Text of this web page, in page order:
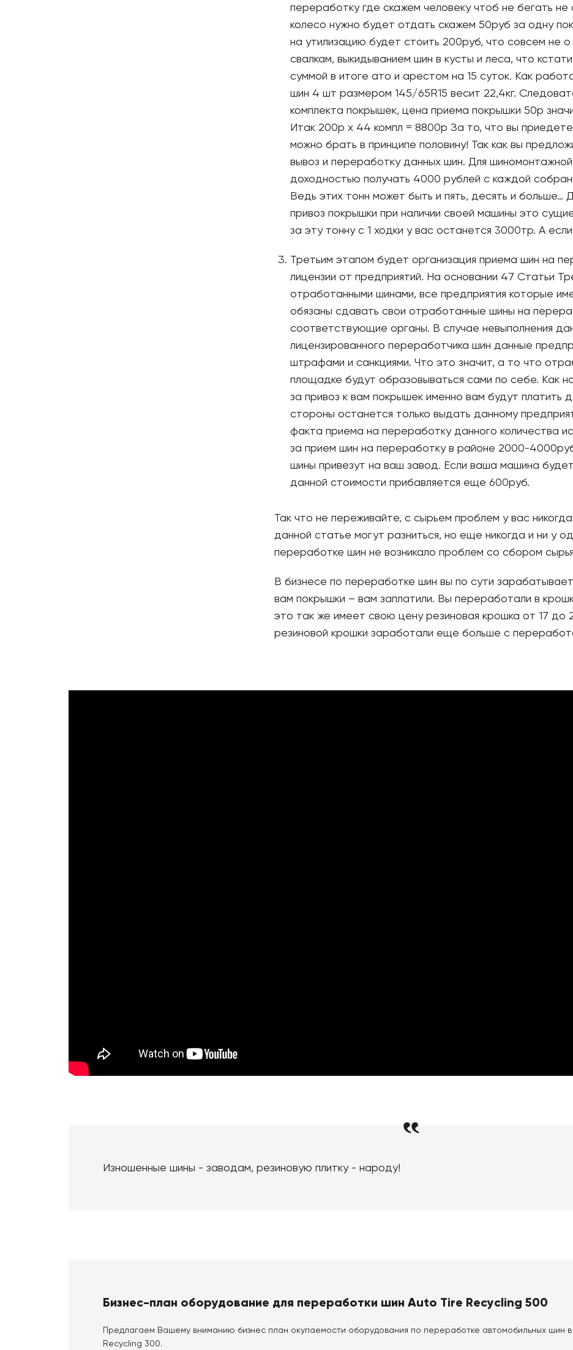
переработку где скажем человеку чтоб не бегать не
колесо нужно будет отдать скажем 50руб за одну
на утилизацию будет стоить 200руб, что совсем не
свалкам, выкидыванием шин в кусты и леса, что
суммой в итоге ато и арестом на 15 суток. Как
шин 4 шт размером 145/65R15 весит 22,4кг.
комплекта покрышек, цена приема покрышки 50р
Итак 200р х 44 компл = 8800р За то, что вы
можно брать в принципе половину! Так как вы
вывоз и переработку данных шин. Для
доходностью получать 4000 рублей с каждой
Ведь этих тонн может быть и пять, десять и больше…
привоз покрышки при наличии своей машины это
за эту тонну с 1 ходки у вас останется 3000тр. А
Третьим этапом будет организация приема шин на
лицензии от предприятий. На основании 47 Статьи
отработанными шинами, все предприятия которые
обязаны сдавать свои отработанные шины на
соответствующие органы. В случае невыполнения
лицензированного переработчика шин данные
штрафами и санкциями. Что это значит, а то что
площадке будут образовываться сами по себе. Как
за привоз к вам покрышек именно вам будут платить
стороны останется только выдать данному
факта приема на переработку данного количества
за прием шин на переработку в районе 2000-
шины привезут на ваш завод. Если ваша машина
данной стоимости прибавляется еще 600руб.
Так что не переживайте, с сырьем проблем у вас
данной статье могут разниться, но еще никогда и ни у
переработке шин не возникало проблем со сбором
В бизнесе по переработке шин вы по сути
вам покрышки – вам заплатили. Вы переработали в
это так же имеет свою цену резиновая крошка от 17 до
резиновой крошки заработали еще больше с
Изношенные шины - заводам, резиновую плитку - народу!
Бизнес-план оборудование для переработки шин Auto Tire Recycling 500
Предлагаем Вашему вниманию бизнес план окупаемости оборудования по переработке автомобильных шин
Recycling 300.